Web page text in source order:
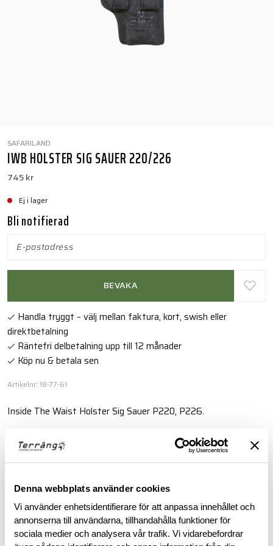
Denna webbplats använder cookies
Vi använder enhetsidentifierare för att anpassa innehållet och
annonserna till användarna, tillhandahålla funktioner för
sociala medier och analysera vår trafik. Vi vidarebefordrar
SAFARILAND
IWB HOLSTER SIG SAUER 220/226
745 kr
Ej i lager
Bli notifierad
BEVAKA
Handla tryggt – välj mellan faktura, kort, swish eller
direktbetalning
Räntefri delbetalning upp till 12 månader
Köp nu & betala sen
Artikelnr: 18-77-61
Inside The Waist Holster Sig Sauer P220, P226.
BESKRIVNING
RECENSIONER